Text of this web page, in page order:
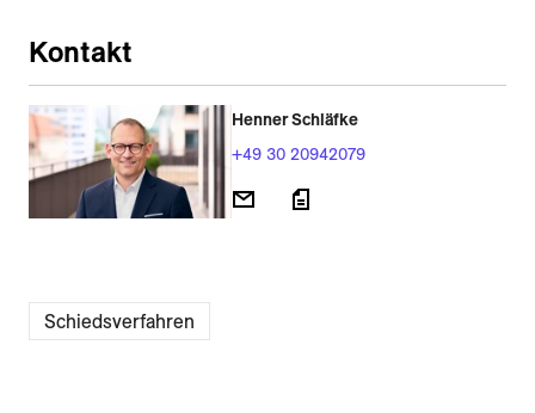
Kontakt
Henner Schläfke
+49 30 20942079
Schiedsverfahren